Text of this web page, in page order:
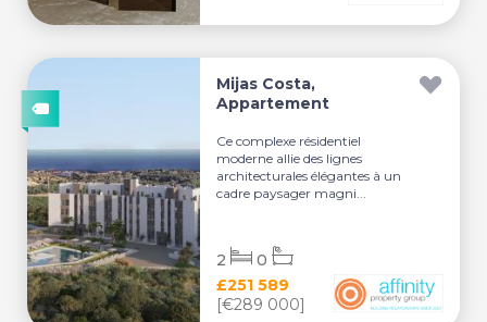
Mijas Costa,
Appartement
Ce complexe résidentiel
moderne allie des lignes
architecturales élégantes à un
cadre paysager magni...
£251 589
[€289 000]
2 0